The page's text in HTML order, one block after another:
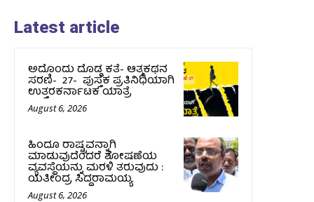
Latest article
ಅದೊಂದು ದೊಡ್ಡ ಕತೆ- ಆತ್ಮಕಥನ
ಸರಣಿ- 27- ಪುಸ್ತಕ ಪ್ರತಿನಿಧಿಯಾಗಿ
ಉತ್ತರಕರ್ನಾಟಕ ಯಾತ್ರೆ
August 6, 2026
ಹಿಂದೂ ರಾಷ್ಟ್ರವನ್ನಾಗಿ
ಮಾಡುವುದೆಂದರೆ ಶೋಷಣೆಯ
ವ್ಯವಸ್ಥೆಯನ್ನು ಮರಳಿ ತರುವುದು :
ಯತೀಂದ್ರ ಸಿದ್ದರಾಮಯ್ಯ
August 6, 2026